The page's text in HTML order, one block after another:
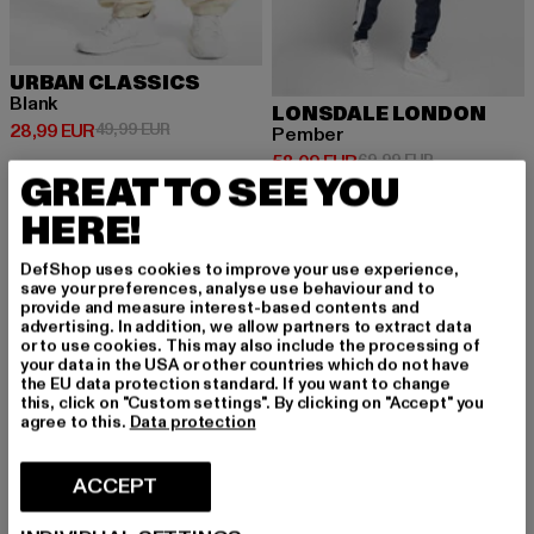
URBAN CLASSICS
Blank
28,99 EUR
Ajankohtainen hinta: 28,99 EUR
49,99 EURKampanjahinta: 49,99 EUR
LONSDALE LONDON
Pember
58,09 EUR
Ajankohtainen hinta: 58,09 EUR
69,99 EUR
GREAT TO SEE YOU
HERE!
DefShop uses cookies to improve your use experience,
save your preferences, analyse use behaviour and to
provide and measure interest-based contents and
advertising. In addition, we allow partners to extract data
or to use cookies. This may also include the processing of
your data in the USA or other countries which do not have
the EU data protection standard. If you want to change
this, click on "Custom settings". By clicking on "Accept" you
agree to this. Data protection
ACCEPT